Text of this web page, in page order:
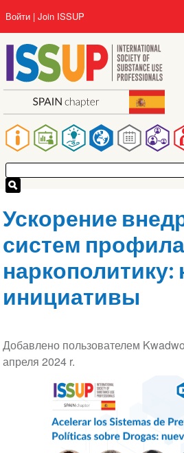
основному
содержанию
Main
navigation
User
account
menu
Войти Join ISSUP
Ускорение
систем
инициативы
Добавлено пользователем
апреля 2024 r.